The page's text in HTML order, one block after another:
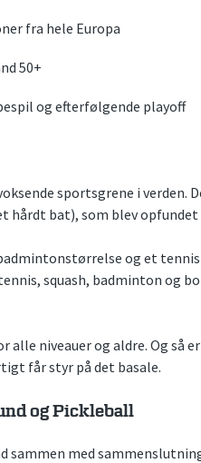
fra hele Europa
50+
og efterfølgende playoff
sportsgrene i verden.
hårdt bat), som blev opfundet
og et
squash, badminton og
alle niveauer og aldre. Og så
får styr på det basale.
og Pickleball
sammen med